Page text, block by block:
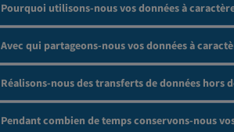
Pourquoi utilisons-nous vos données à
Avec qui partageons-nous vos données à
Réalisons-nous des transferts de données hors
Pendant combien de temps conservons-nous